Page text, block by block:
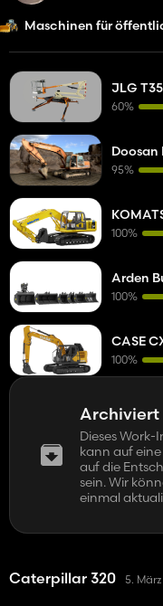
Maschinen für
Archiviert
Dieses Work-
kann auf
auf die
sein. Wir
einmal
Caterpillar 320 5.
JLG
60%
Doosan
95%
100%
Arden
100%
CASE
100%